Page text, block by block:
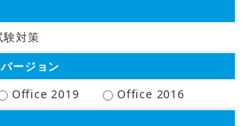
験対策
ージョン
Office 2019
Office 2016